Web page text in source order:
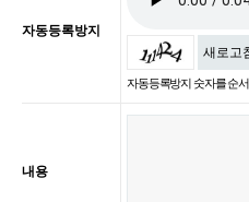
자동등록방지
새로고
자동등록방지 숫자를 순
내용